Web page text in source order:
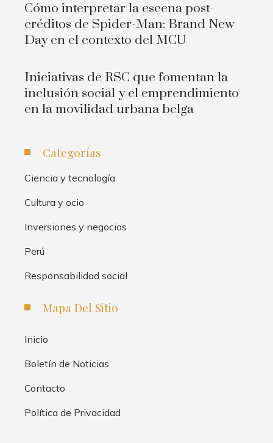
Cómo interpretar la escena post-
créditos de Spider-Man: Brand New
Day en el contexto del MCU
Iniciativas de RSC que fomentan la
inclusión social y el emprendimiento
en la movilidad urbana belga
Categorías
Ciencia y tecnología
Cultura y ocio
Inversiones y negocios
Perú
Responsabilidad social
Mapa Del Sitio
Inicio
Boletín de Noticias
Contacto
Política de Privacidad